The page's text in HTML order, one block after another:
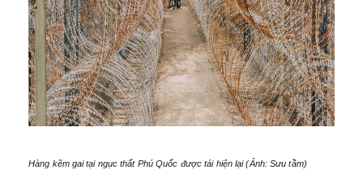
Hàng kẽm gai tại ngục thất Phú Quốc được tái hiện lại (Ảnh: Sưu tầm)